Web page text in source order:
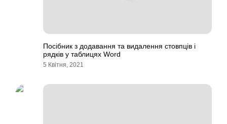
Посібник з додавання та видалення стовпців і
рядків у таблицях Word
5 Квітня, 2021